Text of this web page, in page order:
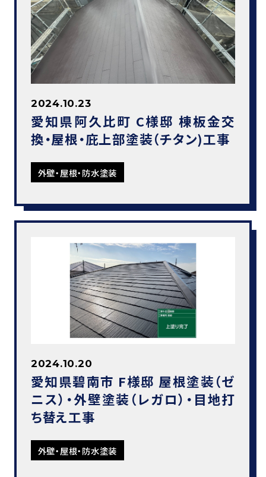
2024.10.23
愛知県阿久比町 C様邸 棟板金交
換・屋根・庇上部塗装（チタン)工事
外壁・屋根・防水塗装
2024.10.20
愛知県碧南市 F様邸 屋根塗装（ゼ
ニス）・外壁塗装（レガロ）・目地打
ち替え工事
外壁・屋根・防水塗装